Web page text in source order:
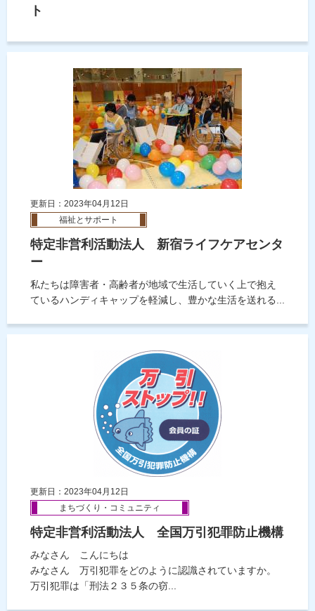
ト
更新日：2023年04月12日
福祉とサポート
特定非営利活動法人 新宿ライフケアセンタ
ー
私たちは障害者・高齢者が地域で生活していく上で抱え
ているハンディキャップを軽減し、豊かな生活を送れる...
更新日：2023年04月12日
まちづくり・コミュニティ
特定非営利活動法人 全国万引犯罪防止機構
みなさん こんにちは
みなさん 万引犯罪をどのように認識されていますか。
万引犯罪は「刑法２３５条の窃...